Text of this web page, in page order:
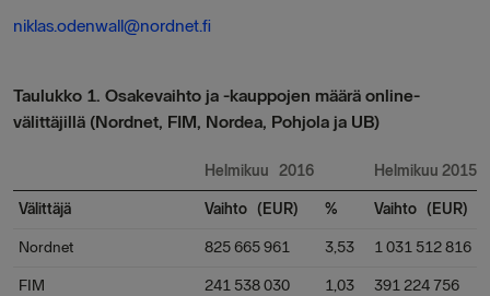
niklas.odenwall@nordnet.fi
Taulukko 1. Osakevaihto ja -kauppojen määrä online-
välittäjillä (Nordnet, FIM, Nordea, Pohjola ja UB)
Helmikuu 2016 Helmikuu 2015
Välittäjä Vaihto (EUR) % Vaihto (EUR)
Nordnet 825 665 961 3,53 1 031 512 816
FIM 241 538 030 1,03 391 224 756